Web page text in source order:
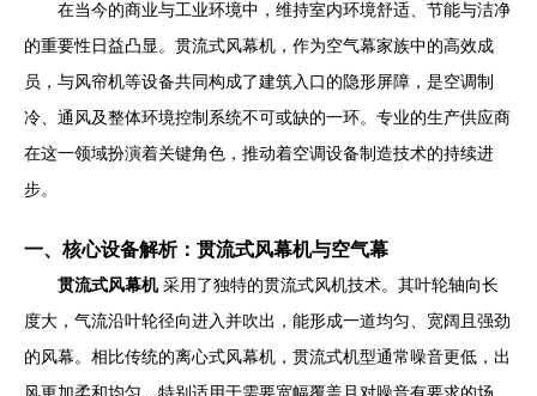
在当今的商业与工业环境中，维持室内环境舒适、节能与洁净
的重要性日益凸显。贯流式风幕机，作为空气幕家族中的高效成
员，与风帘机等设备共同构成了建筑入口的隐形屏障，是空调制
冷、通风及整体环境控制系统不可或缺的一环。专业的生产供应商
在这一领域扮演着关键角色，推动着空调设备制造技术的持续进
步。
一、核心设备解析：贯流式风幕机与空气幕
贯流式风幕机采用了独特的贯流式风机技术。其叶轮轴向长
度大，气流沿叶轮径向进入并吹出，能形成一道均匀、宽阔且强劲
的风幕。相比传统的离心式风幕机，贯流式机型通常噪音更低，出